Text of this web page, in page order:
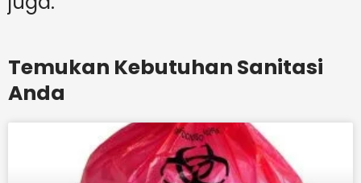
Temukan Kebutuhan Sanitasi
Anda